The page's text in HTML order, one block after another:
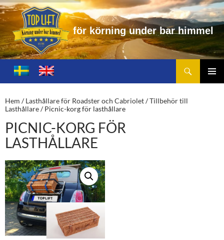
för körning under bar himme
Toplift.se – för körning under bar himmel
HOPPA
TILL
Hem /Lasthållare för Roadster och Cabriolet/Tillbehör till
Lasthållare/ Picnic-korg för lasthållare
PICNIC-KORG FÖR
LASTHÅLLARE